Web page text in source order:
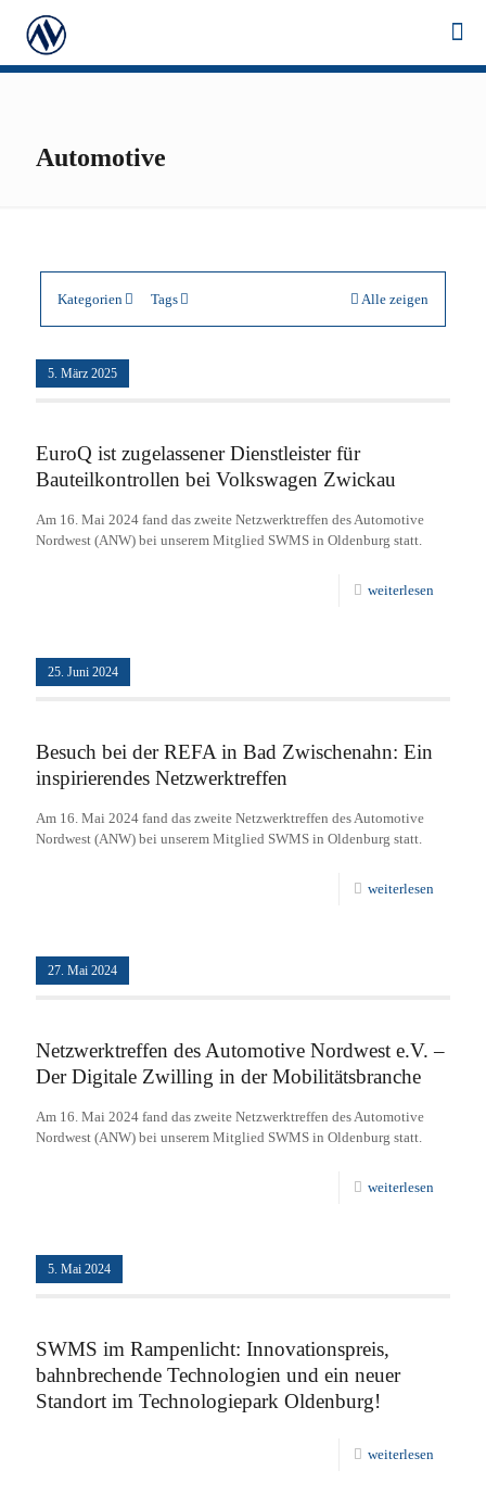
Automotive
Kategorien Tags Alle zeigen
5. März 2025
EuroQ ist zugelassener Dienstleister für
Bauteilkontrollen bei Volkswagen Zwickau
Am 16. Mai 2024 fand das zweite Netzwerktreffen des Automotive
Nordwest (ANW) bei unserem Mitglied SWMS in Oldenburg statt.
weiterlesen
25. Juni 2024
Besuch bei der REFA in Bad Zwischenahn: Ein
inspirierendes Netzwerktreffen
Am 16. Mai 2024 fand das zweite Netzwerktreffen des Automotive
Nordwest (ANW) bei unserem Mitglied SWMS in Oldenburg statt.
weiterlesen
27. Mai 2024
Netzwerktreffen des Automotive Nordwest e.V. –
Der Digitale Zwilling in der Mobilitätsbranche
Am 16. Mai 2024 fand das zweite Netzwerktreffen des Automotive
Nordwest (ANW) bei unserem Mitglied SWMS in Oldenburg statt.
weiterlesen
5. Mai 2024
SWMS im Rampenlicht: Innovationspreis,
bahnbrechende Technologien und ein neuer
Standort im Technologiepark Oldenburg!
weiterlesen